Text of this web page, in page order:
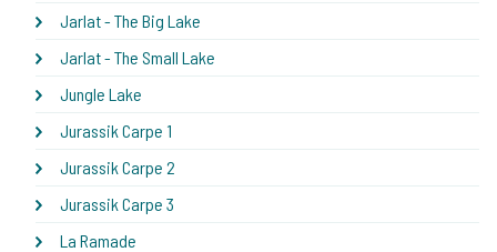
Jarlat - The Big Lake
Jarlat - The Small Lake
Jungle Lake
Jurassik Carpe 1
Jurassik Carpe 2
Jurassik Carpe 3
La Ramade